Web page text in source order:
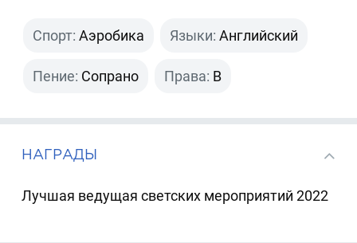
Спорт: Аэробика Языки: Английский
Пение: Сопрано Права: B
НАГРАДЫ
Лучшая ведущая светских мероприятий 2022